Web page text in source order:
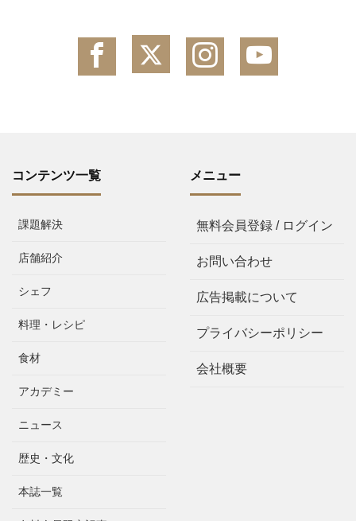
コンテンツ一覧
課題解決
店舗紹介
シェフ
料理・レシピ
食材
アカデミー
ニュース
歴史・文化
本誌一覧
メニュー
無料会員登録 / ログイン
お問い合わせ
広告掲載について
プライバシーポリシー
会社概要